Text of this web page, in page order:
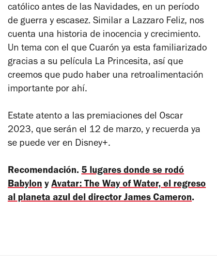
católico antes de las Navidades, en un período
de guerra y escasez. Similar a Lazzaro Feliz, nos
cuenta una historia de inocencia y crecimiento.
Un tema con el que Cuarón ya esta familiarizado
gracias a su película La Princesita, así que
creemos que pudo haber una retroalimentación
importante por ahí.
Estate atento a las premiaciones del Oscar
2023, que serán el 12 de marzo, y recuerda ya
se puede ver en Disney+.
Recomendación. 5 lugares donde se rodó
Babylon y Avatar: The Way of Water, el regreso
al planeta azul del director James Cameron.